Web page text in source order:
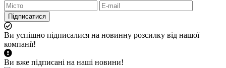
Підписатися
Ви успішно підписалися на новинну розсилку від нашої
компанії!
Ви вже підписані на наші новини!